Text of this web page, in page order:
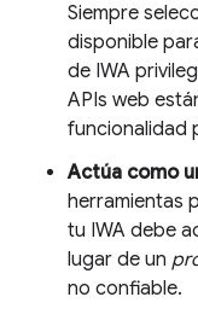
Siempre
disponible
de IWA
APIs web
funcionalidad
Actúa como
herramientas
tu IWA debe
lugar de un
no confiable.